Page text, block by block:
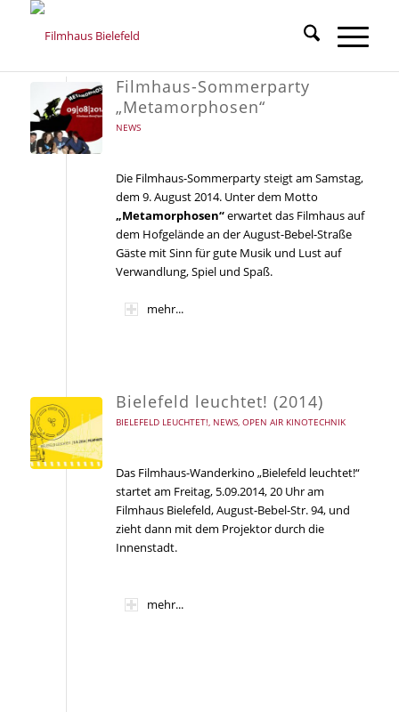
Filmhaus-Sommerparty
„Metamorphosen“
NEWS
Die Filmhaus-Sommerparty steigt am Samstag,
dem 9. August 2014. Unter dem Motto
„Metamorphosen“erwartet das Filmhaus auf
dem Hofgelände an der August-Bebel-Straße
Gäste mit Sinn für gute Musik und Lust auf
Verwandlung, Spiel und Spaß.
mehr...
Bielefeld leuchtet! (2014)
BIELEFELD LEUCHTET!, NEWS, OPEN AIR KINOTECHNIK
Das Filmhaus-Wanderkino „Bielefeld leuchtet!“
startet am Freitag, 5.09.2014, 20 Uhr am
Filmhaus Bielefeld, August-Bebel-Str. 94, und
zieht dann mit dem Projektor durch die
Innenstadt.
mehr...